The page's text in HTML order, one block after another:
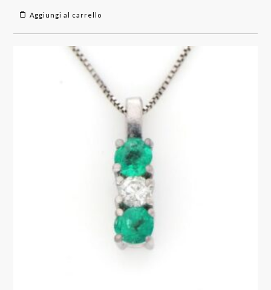
Aggiungi al carrello